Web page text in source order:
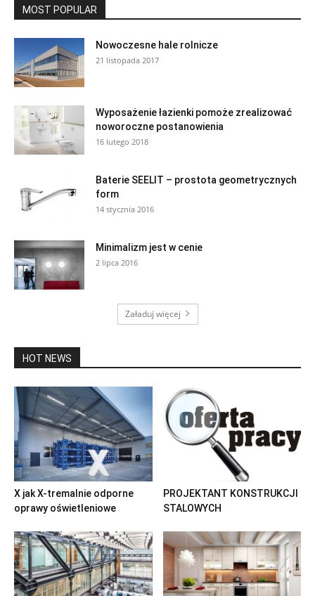
MOST POPULAR
Nowoczesne hale rolnicze
21 listopada 2017
Wyposażenie łazienki pomoże zrealizować
noworoczne postanowienia
16 lutego 2018
Baterie SEELIT – prostota geometrycznych
form
14 stycznia 2016
Minimalizm jest w cenie
2 lipca 2016
Załaduj więcej
HOT NEWS
X jak X-tremalnie odporne
oprawy oświetleniowe
PROJEKTANT KONSTRUKCJI
STALOWYCH